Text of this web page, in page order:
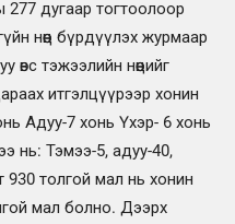
дугаар тогтоолоор
нөөц бүрдүүлэх журмаар
тэжээлийн нөөцийг
итгэлцүүрээр хонин
Адуу-7 хонь Үхэр- 6 хонь
нь: Тэмээ-5, адуу-40,
930 толгой мал нь хонин
мал болно. Дээрх